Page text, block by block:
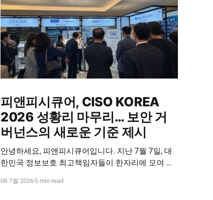
피앤피시큐어, CISO KOREA
2026 성황리 마무리… 보안 거
버넌스의 새로운 기준 제시
안녕하세요, 피앤피시큐어입니다. 지난 7월 7일, 대
한민국 정보보호 최고책임자들이 한자리에 모여 미
여러분의 뜨거운 성원 속에 성황리에 막을 내렸습니
08 7월 20265 min read